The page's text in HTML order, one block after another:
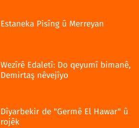
Estaneka Pisîng û Merreyan
Wezîrê Edaletî: Do qeyumî bimanê,
Demirtaş nêvejîyo
Dîyarbekir de "Germê El Hawar" û
rojêk